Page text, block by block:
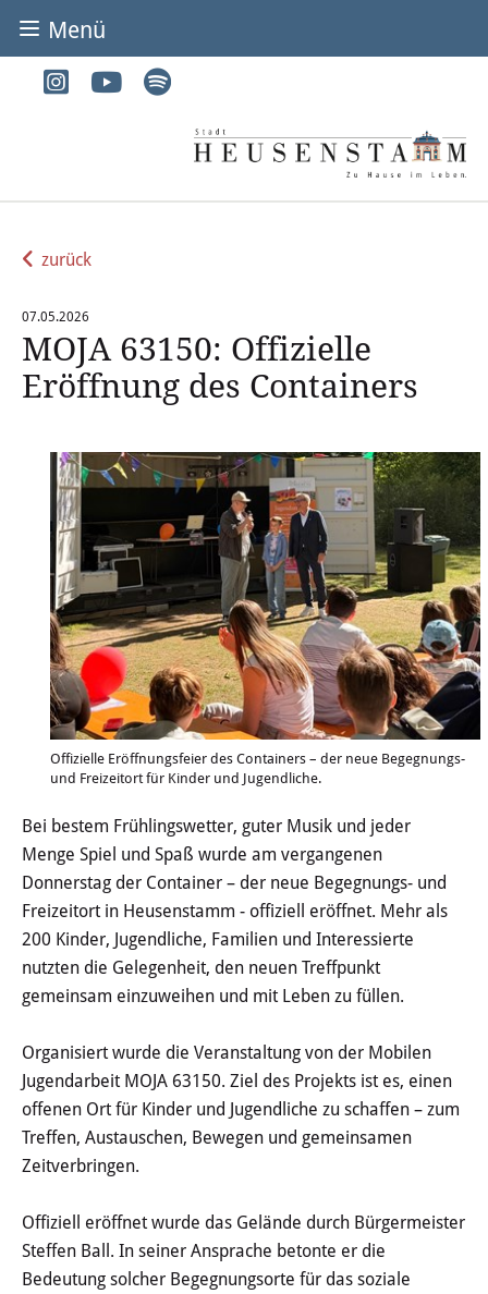
zurück
07.05.2026
MOJA 63150: Offizielle
Eröffnung des Containers
Offizielle Eröffnungsfeier des Containers – der neue Begegnungs-
und Freizeitort für Kinder und Jugendliche.
Bei bestem Frühlingswetter, guter Musik und jeder
Menge Spiel und Spaß wurde am vergangenen
Donnerstag der Container – der neue Begegnungs- und
Freizeitort in Heusenstamm - offiziell eröffnet. Mehr als
200 Kinder, Jugendliche, Familien und Interessierte
nutzten die Gelegenheit, den neuen Treffpunkt
gemeinsam einzuweihen und mit Leben zu füllen.
Organisiert wurde die Veranstaltung von der Mobilen
Jugendarbeit MOJA 63150. Ziel des Projekts ist es, einen
offenen Ort für Kinder und Jugendliche zu schaffen – zum
Treffen, Austauschen, Bewegen und gemeinsamen
Zeitverbringen.
Offiziell eröffnet wurde das Gelände durch Bürgermeister
Steffen Ball. In seiner Ansprache betonte er die
Bedeutung solcher Begegnungsorte für das soziale
Menü
BÜRGER & STADT
Bürgerbüro
Heirat
Abfall & Entsorgung
Wertstoffhof
Wasser & Abwasser
Ortsgerichte & Schiedsamt
Verwaltung & Politik
Satzungen & Stadtrecht
Ausschreibungen
Karriere & Ausbildung
Steuern & Gebühren
Ehrungen
Haushalt
Sitzungsinfo
Gremien
Kinder- und Jugendparlament
Wahlen